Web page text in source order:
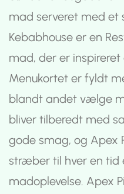
mad serveret med et
Kebabhouse er en
mad, der er
Menukortet er fyldt
blandt andet vælge
bliver tilberedt med
gode smag, og Apex
stræber til hver en tid
madoplevelse. Apex